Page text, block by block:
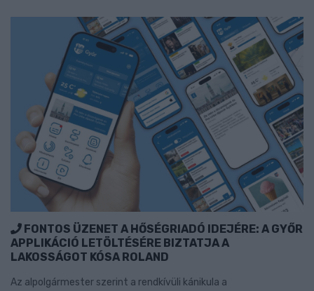
FONTOS ÜZENET A HŐSÉGRIADÓ IDEJÉRE: A GYŐR
APPLIKÁCIÓ LETÖLTÉSÉRE BIZTATJA A
LAKOSSÁGOT KÓSA ROLAND
Az alpolgármester szerint a rendkívüli kánikula a